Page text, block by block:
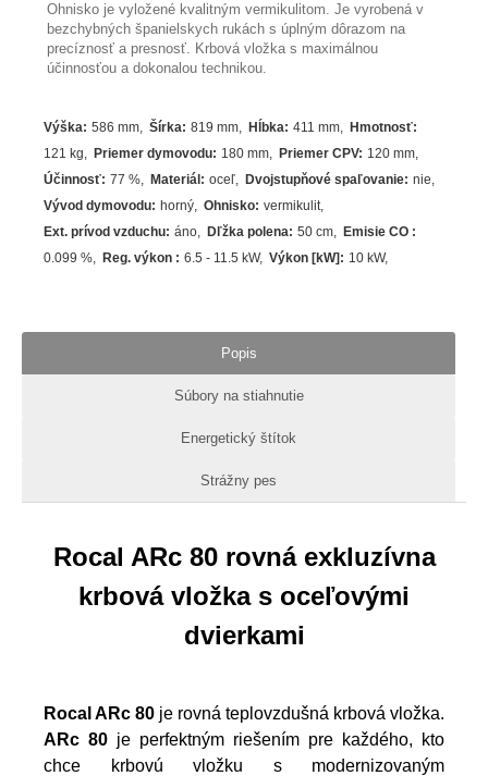
Ohnisko je vyložené kvalitným vermikulitom. Je vyrobená v
bezchybných španielskych rukách s úplným dôrazom na
precíznosť a presnosť. Krbová vložka s maximálnou
účinnosťou a dokonalou technikou.
Výška: 586 mm Šírka: 819 mm Hĺbka: 411 mm Hmotnosť:
121 kg
Priemer dymovodu: 180 mm Priemer CPV: 120 mm
Účinnosť: 77% Materiál : oceľ Dvojstupňové spaľovanie: nie
Vývod dymovodu: horný Ohnisko: vermikulit
Ext. prívod vzduchu: áno Dľžka polena: 50 cm Emisie CO :
0.099 %
Reg. výkon : 6.5 - 11.5 kW Výkon [kW] : 10 kW
Popis
Súbory na stiahnutie
Energetický štítok
Strážny pes
Rocal ARc 80 rovná exkluzívna
krbová vložka s oceľovými
dvierkami
Rocal ARc 80 je rovná teplovzdušná krbová vložka.
ARc 80 je perfektným riešením pre každého, kto
chce krbovú vložku s modernizovaným